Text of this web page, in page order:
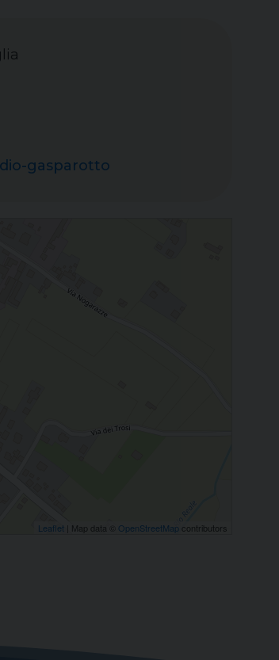
gasparotto
Leaflet | Map data © OpenStreetMap contributors